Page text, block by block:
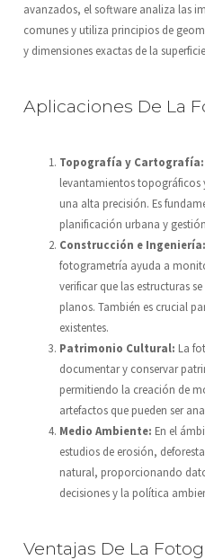
avanzados, el software analiza las
comunes y utiliza principios de
y dimensiones exactas de la
Aplicaciones De La
Topografía y Cartografía:
levantamientos topográficos
una alta precisión. Es
planificación urbana y
Construcción e Ingeniería:
fotogrametría ayuda a
verificar que las estructuras
planos. También es crucial
existentes.
Patrimonio Cultural: La
documentar y conservar
permitiendo la creación de
artefactos que pueden ser
Medio Ambiente: En el
estudios de erosión,
natural, proporcionando
decisiones y la política
Ventajas De La